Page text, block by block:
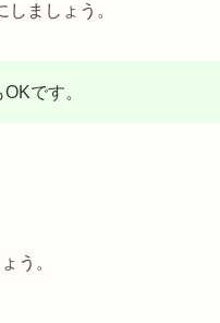
しましょう。
です。
う。